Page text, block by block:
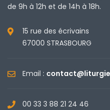
de 9h à 12h et de 14h à 18h.
15 rue des écrivains
67000 STRASBOURG
Email :
00 33 3 88 21 24 46